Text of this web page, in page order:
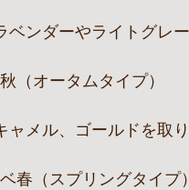
（オータムタイプ）
春（スプリングタイプ）